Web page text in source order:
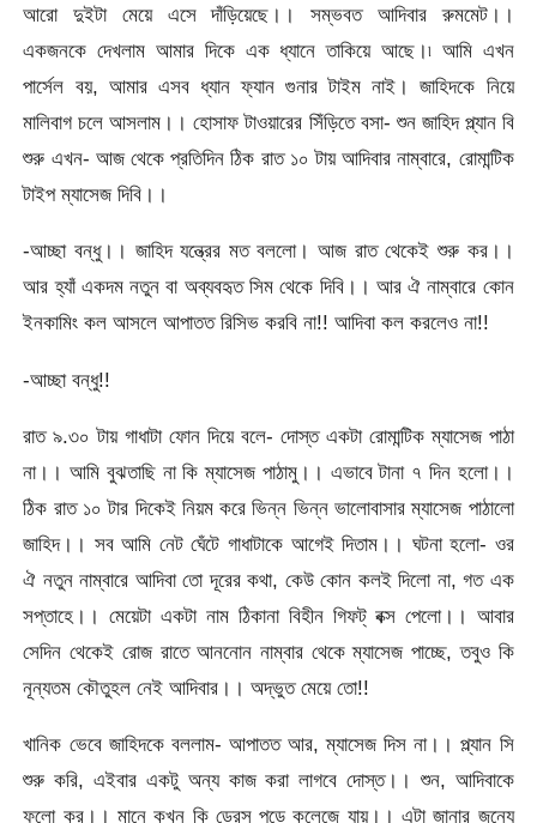
আরো দুইটা মেয়ে এসে দাঁড়িয়েছে।। সম্ভবত আদিবার রুমমেট।।
একজনকে দেখলাম আমার দিকে এক ধ্যানে তাকিয়ে আছে।৷ আমি এখন
পার্সেল বয়, আমার এসব ধ্যান ফ্যান গুনার টাইম নাই। জাহিদকে নিয়ে
মালিবাগ চলে আসলাম।। হোসাফ টাওয়ারের সিঁড়িতে বসা- শুন জাহিদ প্ল্যান বি
শুরু এখন- আজ থেকে প্রতিদিন ঠিক রাত ১০ টায় আদিবার নাম্বারে, রোমান্টিক
টাইপ ম্যাসেজ দিবি।।
-আচ্ছা বন্ধু।। জাহিদ যন্ত্রের মত বললো। আজ রাত থেকেই শুরু কর।।
আর হ্যাঁ একদম নতুন বা অব্যবহৃত সিম থেকে দিবি।। আর ঐ নাম্বারে কোন
ইনকামিং কল আসলে আপাতত রিসিভ করবি না!! আদিবা কল করলেও না!!
-আচ্ছা বন্ধু!!
রাত ৯.৩০ টায় গাধাটা ফোন দিয়ে বলে- দোস্ত একটা রোমান্টিক ম্যাসেজ পাঠা
না।। আমি বুঝতাছি না কি ম্যাসেজ পাঠামু।। এভাবে টানা ৭ দিন হলো।।
ঠিক রাত ১০ টার দিকেই নিয়ম করে ভিন্ন ভিন্ন ভালোবাসার ম্যাসেজ পাঠালো
জাহিদ।। সব আমি নেট ঘেঁটে গাধাটাকে আগেই দিতাম।। ঘটনা হলো- ওর
ঐ নতুন নাম্বারে আদিবা তো দূরের কথা, কেউ কোন কলই দিলো না, গত এক
সপ্তাহে।। মেয়েটা একটা নাম ঠিকানা বিহীন গিফট্‌ বক্স পেলো।। আবার
সেদিন থেকেই রোজ রাতে আননোন নাম্বার থেকে ম্যাসেজ পাচ্ছে, তবুও কি
নূন্যতম কৌতুহল নেই আদিবার।। অদ্ভুত মেয়ে তো!!
খানিক ভেবে জাহিদকে বললাম- আপাতত আর, ম্যাসেজ দিস না।। প্ল্যান সি
শুরু করি, এইবার একটু অন্য কাজ করা লাগবে দোস্ত।। শুন, আদিবাকে
ফলো কর।। মানে কখন কি ড্রেস পড়ে কলেজে যায়।। এটা জানার জন্যে